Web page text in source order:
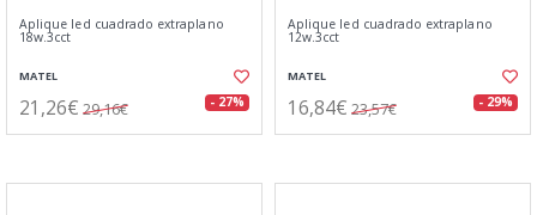
Aplique led cuadrado extraplano
18w.3cct
MATEL
21,26€ 29,16€ - 27%
Aplique led cuadrado extraplano
12w.3cct
MATEL
16,84€ 23,57€ - 29%